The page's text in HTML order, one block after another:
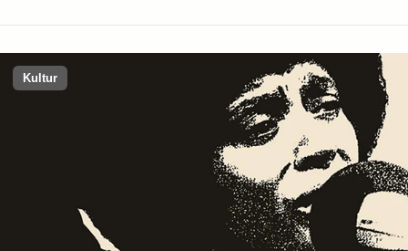
Kultur